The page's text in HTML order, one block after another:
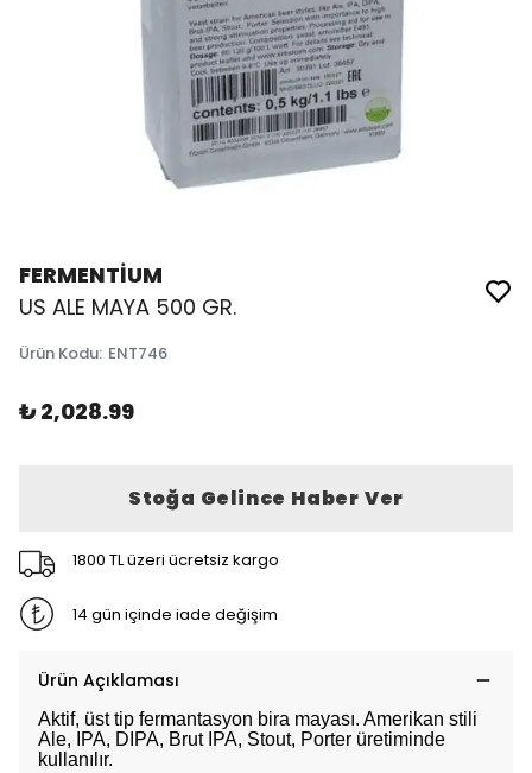
FERMENTİUM
US ALE MAYA 500 GR.
Ürün Kodu: ENT746
₺ 2,028.99
Stoğa Gelince Haber Ver
1800 TL üzeri ücretsiz kargo
14 gün içinde iade değişim
Ürün Açıklaması
Aktif, üst tip fermantasyon bira mayası. Amerikan stili
Ale, IPA, DIPA, Brut IPA, Stout, Porter üretiminde
kullanılır.